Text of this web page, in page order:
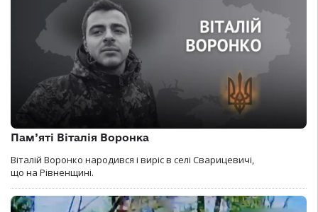
Пам’яті Віталія Воронка
Віталій Воронко народився і виріс в селі Сварицевичі,
що на Рівненщині.